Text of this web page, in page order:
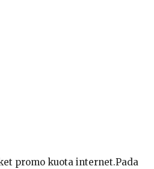
promo kuota internet.Pada